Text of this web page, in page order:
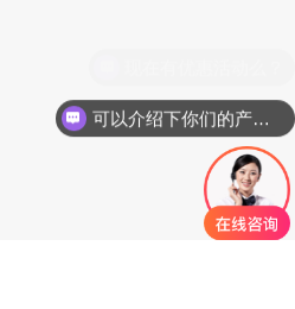
可以介绍下你们的产品么？